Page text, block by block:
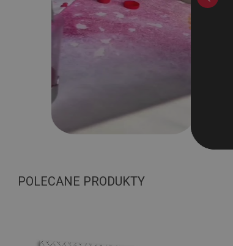
POLECANE PRODUKTY